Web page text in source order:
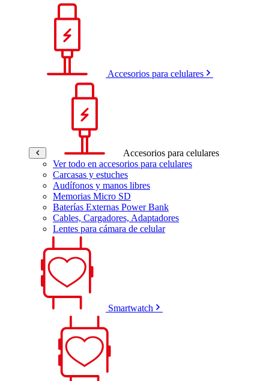
Accesorios para celulares
Accesorios para celulares
Ver todo en accesorios para celulares
Carcasas y estuches
Audífonos y manos libres
Memorias Micro SD
Baterías Externas Power Bank
Cables, Cargadores, Adaptadores
Lentes para cámara de celular
Smartwatch